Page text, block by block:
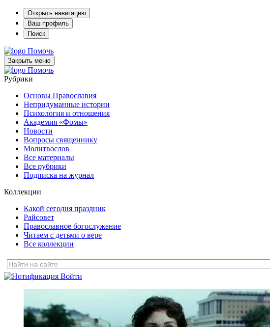
Открыть навигацию
Ваш профиль
Поиск
Помочь
Закрыть меню
Помочь
Рубрики
Основы Православия
Непридуманные истории
Психология и отношения
Академия «Фомы»
Новости
Вопросы священнику
Молитвослов
Все материалы
Все рубрики
Подписка на журнал
Коллекции
Какой сегодня праздник
Райсовет
Православное богослужение
Читаем с детьми о вере
Все коллекции
Войти